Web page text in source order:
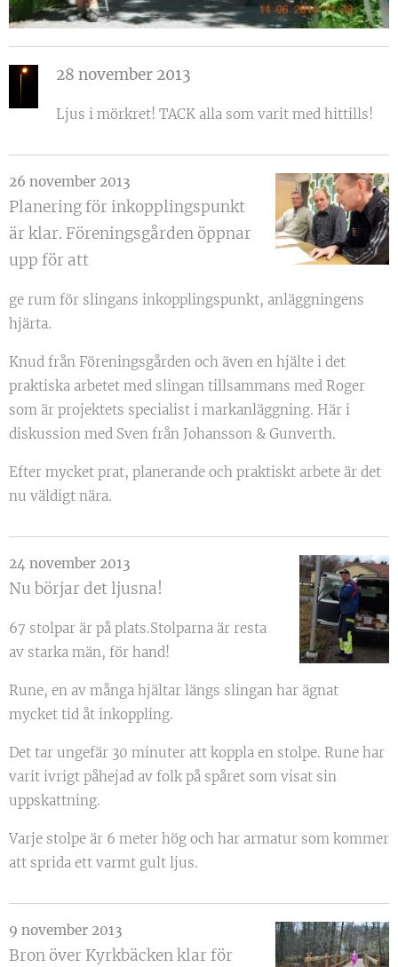
28 november 2013
Ljus i mörkret! TACK alla som varit med hittills!
26 november 2013
Planering för inkopplingspunkt
är klar. Föreningsgården öppnar
upp för att
ge rum för slingans inkopplingspunkt, anläggningens
hjärta.
Knud från Föreningsgården och även en hjälte i det
praktiska arbetet med slingan tillsammans med Roger
som är projektets specialist i markanläggning. Här i
diskussion med Sven från Johansson & Gunverth.
Efter mycket prat, planerande och praktiskt arbete är det
nu väldigt nära.
24 november 2013
Nu börjar det ljusna!
67 stolpar är på plats.Stolparna är resta
av starka män, för hand!
Rune, en av många hjältar längs slingan har ägnat
mycket tid åt inkoppling.
Det tar ungefär 30 minuter att koppla en stolpe. Rune har
varit ivrigt påhejad av folk på spåret som visat sin
uppskattning.
Varje stolpe är 6 meter hög och har armatur som kommer
att sprida ett varmt gult ljus.
9 november 2013
Bron över Kyrkbäcken klar för